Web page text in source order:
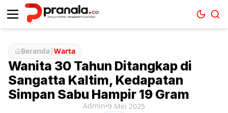
Beranda|Warta
Wanita 30 Tahun Ditangkap di
Sangatta Kaltim, Kedapatan
Simpan Sabu Hampir 19 Gram
Admin•9 Mei 2025